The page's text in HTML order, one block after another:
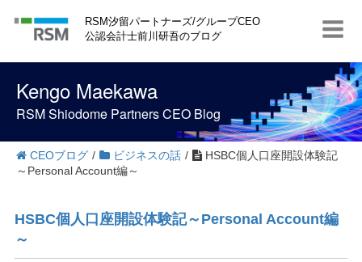
t
RSM汐留パートナーズ/グループCEO
公認会計士前川研吾のブログ
Kengo Maekawa
RSM Shiodome Partners CEO Blog
CEOブログ / ビジネスの話 /
HSBC個人口座開設体験記
～Personal Account編～
HSBC個人口座開設体験記～Personal Account編
～